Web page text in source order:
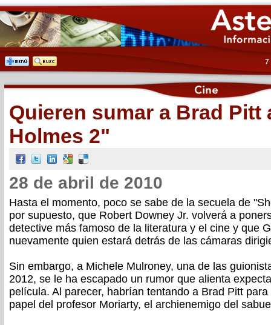
7
Quieren sumar a Brad Pitt
Holmes 2"
28 de abril de 2010
Hasta el momento, poco se sabe de la secuela de
por supuesto, que Robert Downey Jr. volverá a
detective más famoso de la literatura y el cine y que
nuevamente quien estará detrás de las cámaras
Sin embargo, a Michele Mulroney, una de las
2012, se le ha escapado un rumor que alienta
película. Al parecer, habrían tentando a Brad Pitt
papel del profesor Moriarty, el archienemigo del